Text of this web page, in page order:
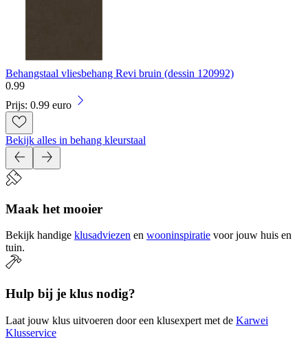
Behangstaal vliesbehang Revi bruin (dessin 120992)
0.99
Prijs: 0.99 euro
Bekijk alles in behang kleurstaal
Maak het mooier
Bekijk handige klusadviezen en wooninspiratie voor jouw huis en
tuin.
Hulp bij je klus nodig?
Laat jouw klus uitvoeren door een klusexpert met de Karwei
Klusservice